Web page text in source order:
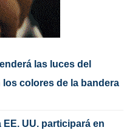
las luces del
colores de la bandera
EE. UU. participará en